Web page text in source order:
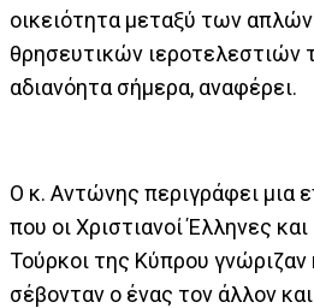
οικειότητα μεταξύ των
θρησευτικών ιεροτελεστιών
αδιανόητα σήμερα, αναφέρει.
Ο κ. Αντώνης περιγράφει μια
που οι Χριστιανοί Έλληνες
Τούρκοι της Κύπρου γνώριζαν
σέβονταν ο ένας τον άλλον